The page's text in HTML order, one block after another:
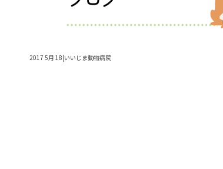
2017 5月 18|いいじま動物病院